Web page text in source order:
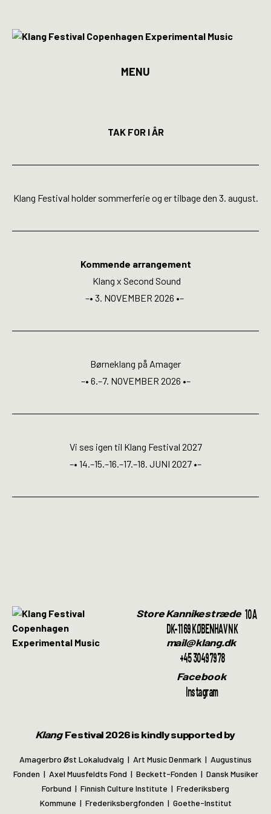
MENU
Billetter
Kunstnere
Spillesteder
INFO
Open Calls
TAK FOR I ÅR
Klang Festival holder sommerferie og er tilbage den 3. august.
Kommende arrangement
Klang x Second Sound
–• 3. NOVEMBER 2026 •–
Børneklang på Amager
–• 6.–7. NOVEMBER 2026 •–
Vi ses igen til Klang Festival 2027
–• 14.–15.–16.–17.–18. JUNI 2027 •–
Store Kannikestræde 10A
DK-1169 KØBENHAVN K
mail@klang.dk
+45 30497978
Facebook
Instagram
KlangFestival 2026 is kindly supported by
Amagerbro Øst Lokaludvalg | Art Music Denmark | Augustinus
Fonden | Axel Muusfeldts Fond | Beckett-Fonden | Dansk Musiker
Forbund | Finnish Culture Institute | Frederiksberg
Kommune | Frederiksbergfonden | Goethe-Institut